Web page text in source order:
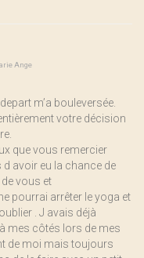
Ange
m’a bouleversée.
votre décision
que vous remercier
d avoir eu la chance de
vous et
pourrai arrêter le yoga et
. J avais déjà
mes côtés lors de mes
de moi mais toujours